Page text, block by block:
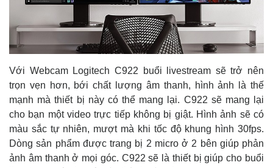
Với Webcam Logitech C922 buổi livestream sẽ trở nên
trọn vẹn hơn, bới chất lượng âm thanh, hình ảnh là thế
mạnh mà thiết bị này có thể mang lại. C922 sẽ mang lại
cho bạn một video trực tiếp không bị giật. Hình ảnh sẽ có
màu sắc tự nhiên, mượt mà khi tốc độ khung hình 30fps.
Dòng sản phẩm được trang bị 2 micro ở 2 bên giúp phản
ảnh âm thanh ở mọi góc. C922 sẽ là thiết bị giúp cho buổi